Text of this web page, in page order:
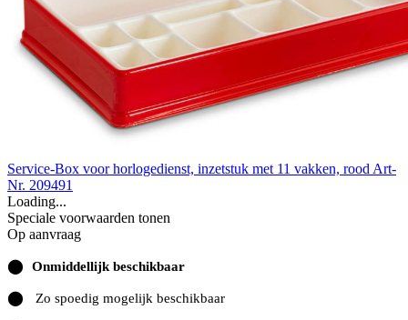
Service-Box voor horlogedienst, inzetstuk met 11 vakken, rood Art-
Nr. 209491
Loading...
Speciale voorwaarden tonen
Op aanvraag
⬤ Onmiddellijk beschikbaar
⬤ Zo spoedig mogelijk beschikbaar